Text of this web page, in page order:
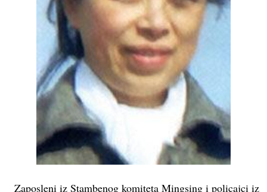
Zaposleni iz Stambenog komiteta Mingsing i policajci iz